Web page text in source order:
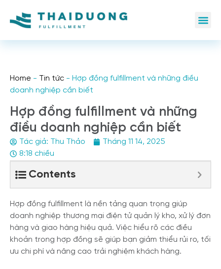
Home - Tin tức - Hợp đồng fulfillment và những điều
doanh nghiệp cần biết
Hợp đồng fulfillment và những
điều doanh nghiệp cần biết
Tác giả: Thu Thảo
Tháng 11 14, 2025
8:18 chiều
Contents
Hợp đồng fulfillment là nền tảng quan trọng giúp
doanh nghiệp thương mại điện tử quản lý kho, xử lý đơn
hàng và giao hàng hiệu quả. Việc hiểu rõ các điều
khoản trong hợp đồng sẽ giúp bạn giảm thiểu rủi ro, tối
ưu chi phí và nâng cao trải nghiệm khách hàng.